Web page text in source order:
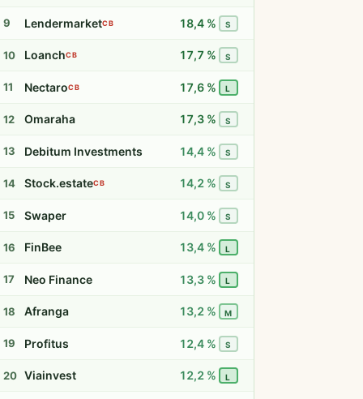
9 LendermarketCB 18,4 % S
10 LoanchCB 17,7 % S
11 NectaroCB 17,6 % L
12 Omaraha 17,3 % S
13 Debitum Investments 14,4 % S
14 Stock.estateCB 14,2 % S
15 Swaper 14,0 % S
16 FinBee 13,4 % L
17 Neo Finance 13,3 % L
18 Afranga 13,2 % M
19 Profitus 12,4 % S
20 Viainvest 12,2 % L